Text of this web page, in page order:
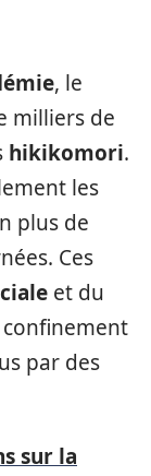
, le
milliers de
hikikomori.
les
plus de
Ces
et du
par des
sur la